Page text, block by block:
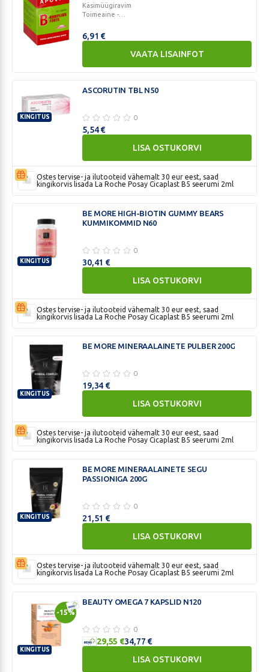
KIHISEV
TBL
SIDRUN
B-
KOMPLEKS
FORTE
ÕHUKE
POLÜMEERKATTEGA
15MG+60MG+15MG+30MG+15MG
Käsimüügiravim
Toimeaine -
6,91 €
VAATA LISAINFOT
KINGITUS
ASCORUTIN TBL N50
0
5,54 €
LISA OSTUKORVI
Ostes tervise- ja ilutooteid vähemalt 30 eur eest, saad
kingikorvis lisada La Roche Posay Cicaplast B5 seerumi 2ml
HIGH-
BIOTIN
GUMMY
BEARS
KUMMIKOMMID
N60
KINGITUS
BE MORE HIGH-BIOTIN GUMMY BEARS
KUMMIKOMMID N60
0
30,41 €
LISA OSTUKORVI
Ostes tervise- ja ilutooteid vähemalt 30 eur eest, saad
kingikorvis lisada La Roche Posay Cicaplast B5 seerumi 2ml
MINERAALAINETE
PULBER
200G
KINGITUS
BE MORE MINERAALAINETE PULBER 200G
0
19,34 €
LISA OSTUKORVI
Ostes tervise- ja ilutooteid vähemalt 30 eur eest, saad
kingikorvis lisada La Roche Posay Cicaplast B5 seerumi 2ml
MINERAALAINETE
SEGU
PASSIONIGA
200G
KINGITUS
BE MORE MINERAALAINETE SEGU
PASSIONIGA 200G
0
21,51 €
LISA OSTUKORVI
Ostes tervise- ja ilutooteid vähemalt 30 eur eest, saad
kingikorvis lisada La Roche Posay Cicaplast B5 seerumi 2ml
-15%
KINGITUS
BEAUTY OMEGA 7 KAPSLID N120
0
29,55 €34,77 €
LISA OSTUKORVI